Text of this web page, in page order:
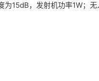
15dB，发射机功率1W；